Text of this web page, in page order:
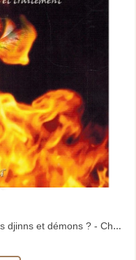
La Roqya - Comment se protéger des djinns et démons ? - Cherif Zahar - Orientica